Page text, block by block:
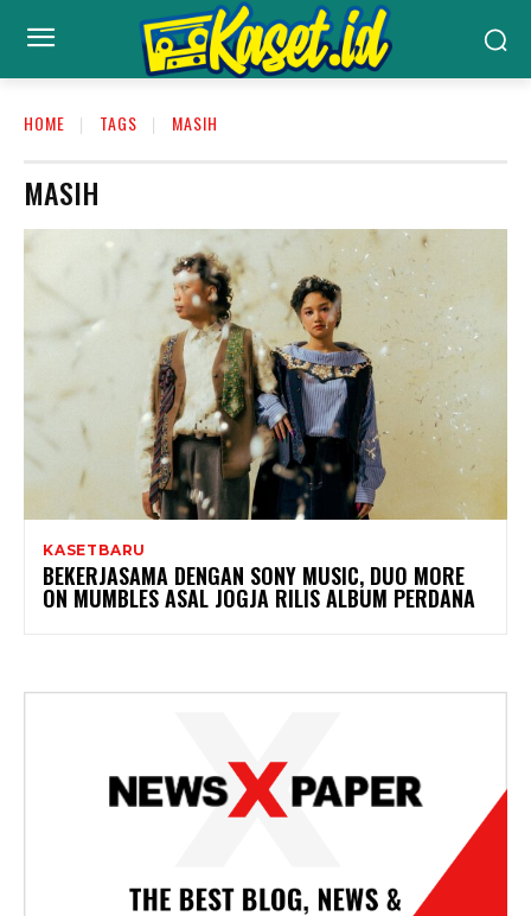
HOME TAGS MASIH
MASIH
KASETBARU
BEKERJASAMA DENGAN SONY MUSIC, DUO MORE
ON MUMBLES ASAL JOGJA RILIS ALBUM PERDANA